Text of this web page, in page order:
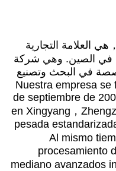
，هي العلامة التجارية
في الصين. وهي شركة
في البحث وتصنيع
Nuestra empresa se
de septiembre de
en Xingyang ，
pesada
Al mismo
procesamiento
mediano avanzados